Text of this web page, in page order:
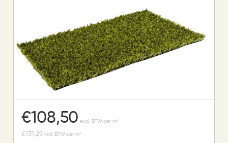
€108,50 excl. BTW per m²
€131,29 incl. BTW per m²